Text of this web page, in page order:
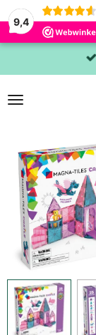
9,4